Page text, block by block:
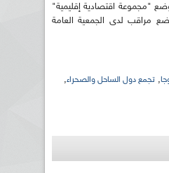
بوضع "مجموعة اقتصادية إقليمية"
مراقب لدى الجمعية العامة
, تجمع دول الساحل والصحراء,